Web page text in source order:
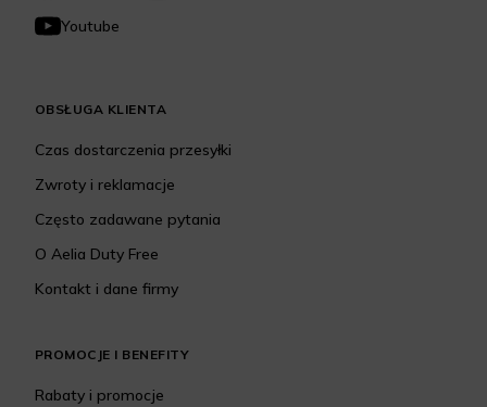
Youtube
OBSŁUGA KLIENTA
Czas dostarczenia przesyłki
Zwroty i reklamacje
Często zadawane pytania
O Aelia Duty Free
Kontakt i dane firmy
PROMOCJE I BENEFITY
Rabaty i promocje